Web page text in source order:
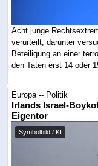
Acht junge
verurteilt, darunter
Beteiligung an einer
den Taten erst 14 oder
Europa -- Politik
Irlands Israel-
Eigentor
Symbolbild / KI